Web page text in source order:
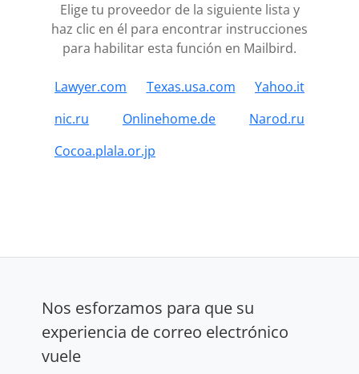
Elige tu proveedor de la siguiente lista y
haz clic en él para encontrar instrucciones
para habilitar esta función en Mailbird.
Lawyer.com Texas.usa.com
Yahoo.it
nic.ru
Onlinehome.de
Narod.ru
Cocoa.plala.or.jp
Nos esforzamos para que su
experiencia de correo electrónico
vuele